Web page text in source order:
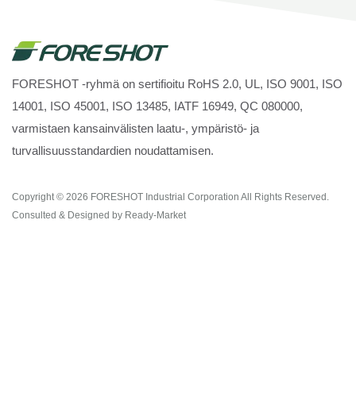
FORESHOT -ryhmä on sertifioitu RoHS 2.0, UL, ISO 9001, ISO
14001, ISO 45001, ISO 13485, IATF 16949, QC 080000,
varmistaen kansainvälisten laatu-, ympäristö- ja
turvallisuusstandardien noudattamisen.
Copyright © 2026 FORESHOT Industrial Corporation All Rights Reserved.
Consulted & Designed by Ready-Market